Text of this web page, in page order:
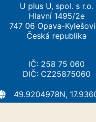
U plus U, spol. s r.o.
Hlavní 1495/2e
747 06 Opava-
Česká republika
IČ: 258 75 060
DIČ: CZ25875060
49.9204978N,